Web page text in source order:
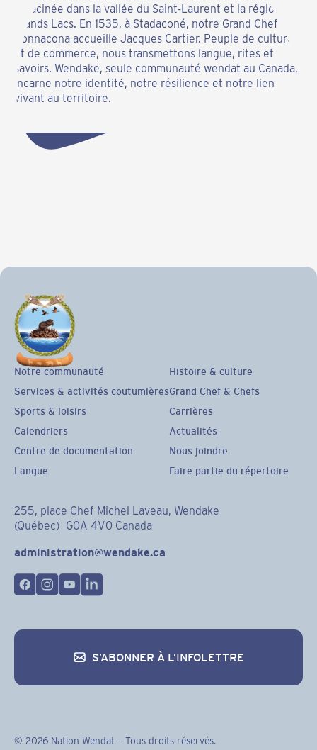
enracinée dans la vallée du Saint-Laurent et la région des
Grands Lacs. En 1535, à Stadaconé, notre Grand Chef
Donnacona accueille Jacques Cartier. Peuple de culture
et de commerce, nous transmettons langue, rites et
savoirs. Wendake, seule communauté wendat au Canada,
incarne notre identité, notre résilience et notre lien
vivant au territoire.
255, place Chef Michel Laveau, Wendake
(Québec) G0A 4V0 Canada
administration@wendake.ca
Notre communauté
Services & activités coutumières
Sports & loisirs
Calendriers
Centre de documentation
Langue
Histoire & culture
Grand Chef & Chefs
Carrières
Actualités
Nous joindre
Faire partie du répertoire
S’ABONNER À L’INFOLETTRE
S’abonner à l’infolettre
© 2026Nation Wendat – Tous droits réservés.